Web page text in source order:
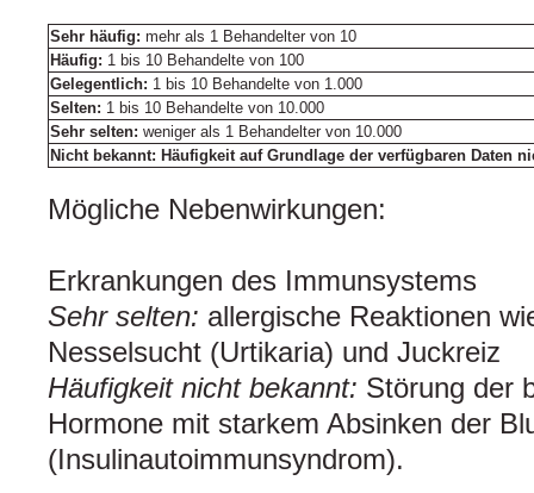
Sehr häufig: mehr als 1 Behandelter von 10
Häufig: 1 bis 10 Behandelte von 100
Gelegentlich: 1 bis 10 Behandelte von 1.000
Selten: 1 bis 10 Behandelte von 10.000
Sehr selten: weniger als 1 Behandelter von 10.000
Nicht bekannt: Häufigkeit auf Grundlage der verfügbaren Daten
Mögliche Nebenwirkungen:
Erkrankungen des Immunsystems
Sehr selten: allergische Reaktionen
Nesselsucht (Urtikaria) und Juckreiz
Häufigkeit nicht bekannt: Störung der
Hormone mit starkem Absinken der
(Insulinautoimmunsyndrom).